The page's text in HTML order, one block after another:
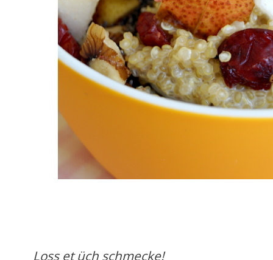
Loss et üch schmecke!